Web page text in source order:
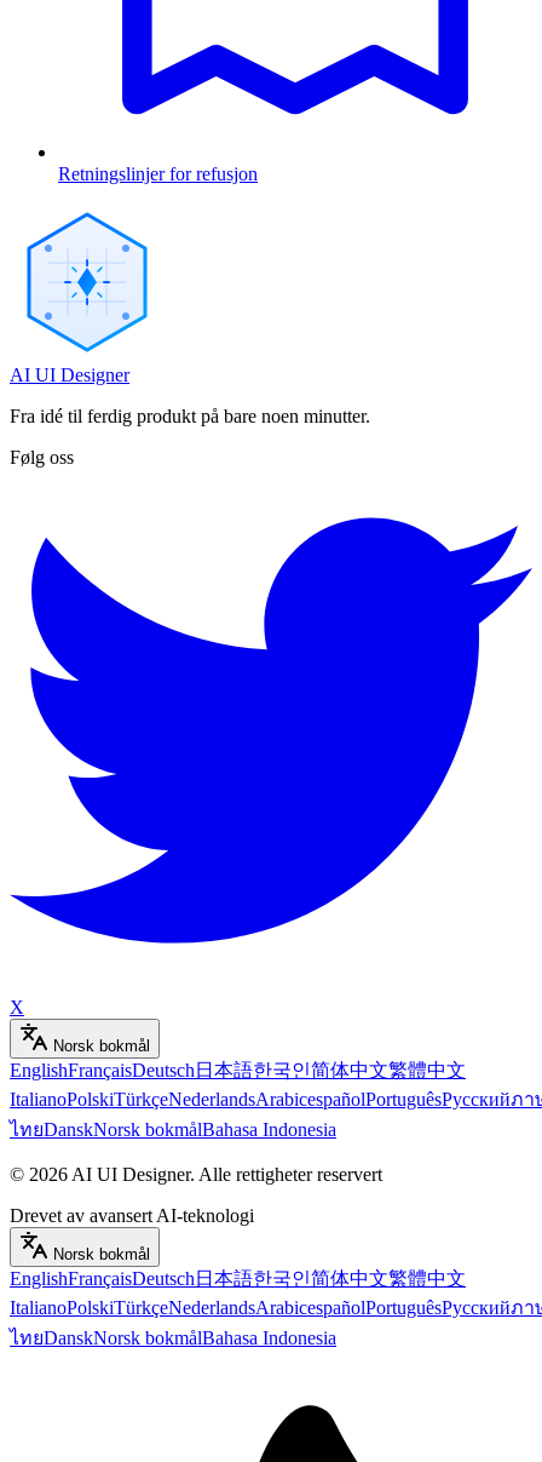
Retningslinjer for refusjon
AI UI Designer
Fra idé til ferdig produkt på bare noen minutter.
Følg oss
X
Norsk bokmål
EnglishFrançaisDeutsch 日本語한국인简体中文繁體中文
ItalianoPolskiTürkçeNederlandsArabicespañolPortuguêsРусскийภา
ไทยDanskNorsk bokmålBahasa Indonesia
© 2026 AI UI Designer. Alle rettigheter reservert
Drevet av avansert AI-teknologi
Norsk bokmål
EnglishFrançaisDeutsch 日本語한국인简体中文繁體中文
ItalianoPolskiTürkçeNederlandsArabicespañolPortuguêsРусскийภา
ไทยDanskNorsk bokmålBahasa Indonesia